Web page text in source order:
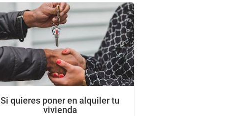
Si quieres poner en alquiler tu
vivienda